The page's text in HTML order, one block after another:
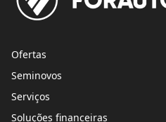
Ofertas
Seminovos
Serviços
Soluções financeiras